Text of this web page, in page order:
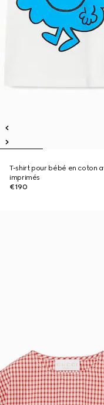
T-shirt pour bébé en coton
imprimés
€190